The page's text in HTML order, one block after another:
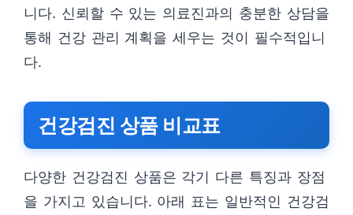
니다. 신뢰할 수 있는 의료진과의 충분한 상담을
통해 건강 관리 계획을 세우는 것이 필수적입니
다.
건강검진 상품 비교표
다양한 건강검진 상품은 각기 다른 특징과 장점
을 가지고 있습니다. 아래 표는 일반적인 건강검